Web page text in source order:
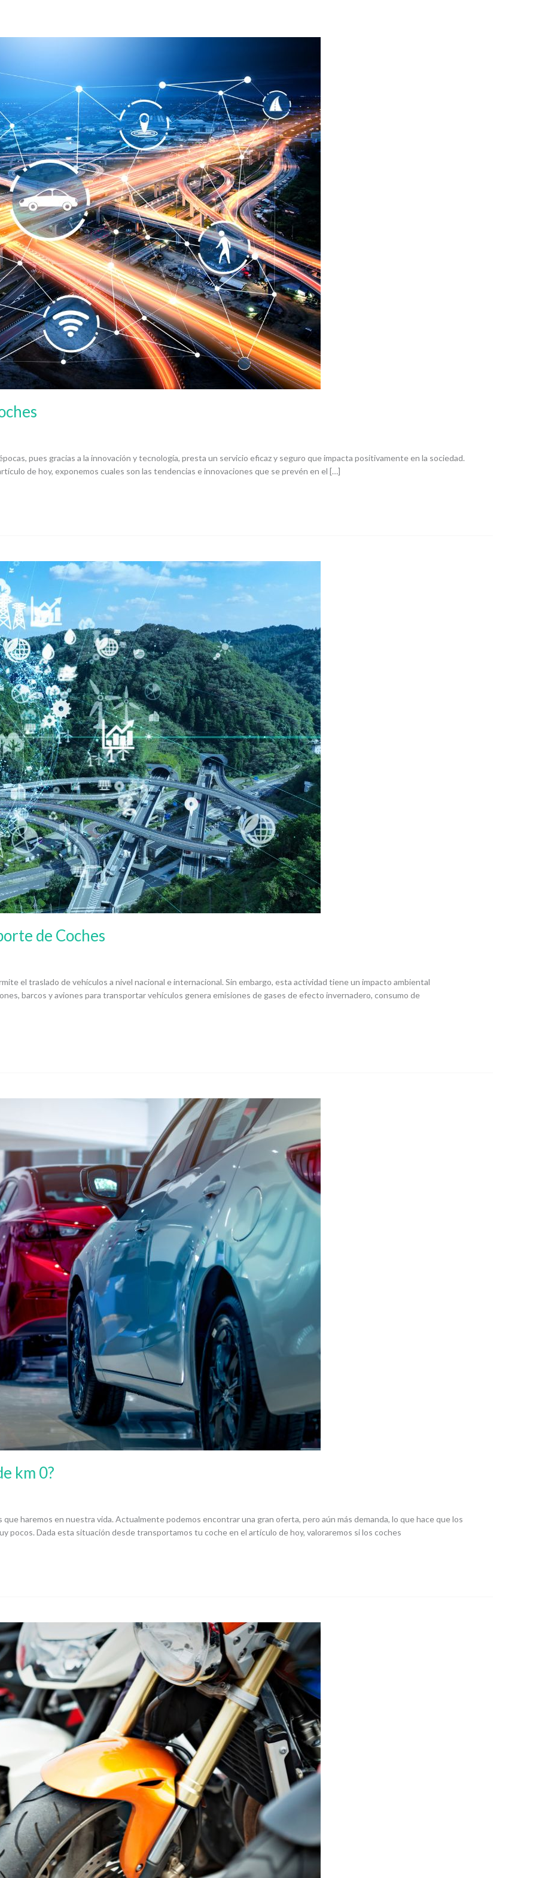
pues gracias a la innovación y tecnología, presta un servicio eficaz y seguro que impacta positivamente en la sociedad.
de hoy, exponemos cuales son las tendencias e innovaciones que se prevén en el […]
de Coches
el traslado de vehículos a nivel nacional e internacional. Sin embargo, esta actividad tiene un impacto ambiental
barcos y aviones para transportar vehículos genera emisiones de gases de efecto invernadero, consumo de
km 0?
haremos en nuestra vida. Actualmente podemos encontrar una gran oferta, pero aún más demanda, lo que hace que los
pocos. Dada esta situación desde transportamos tu coche en el artículo de hoy, valoraremos si los coches